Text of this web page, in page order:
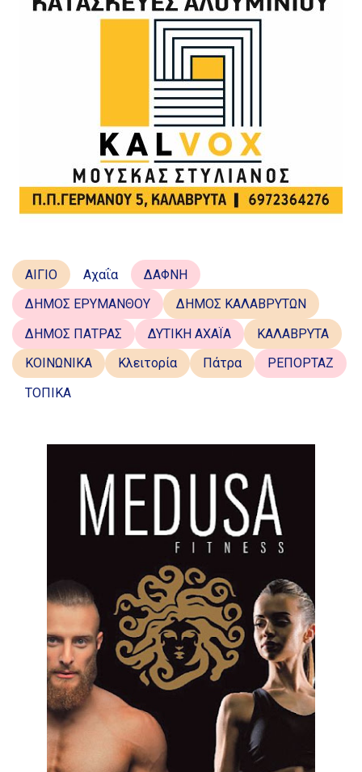
ΑΙΓΙΟ Αχαΐα
ΔΑΦΝΗ
ΔΗΜΟΣ ΕΡΥΜΑΝΘΟΥ
ΔΗΜΟΣ ΚΑΛΑΒΡΥΤΩΝ
ΔΗΜΟΣ ΠΑΤΡΑΣ
ΔΥΤΙΚΗ ΑΧΑΪΑ
ΚΑΛΑΒΡΥΤΑ
ΚΟΙΝΩΝΙΚΑ
Κλειτορία Πάτρα
ΡΕΠΟΡΤΑΖ
ΤΟΠΙΚΑ